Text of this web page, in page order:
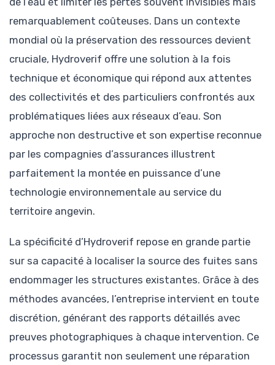
remarquablement coûteuses. Dans un contexte
mondial où la préservation des ressources devient
cruciale, Hydroverif offre une solution à la fois
technique et économique qui répond aux attentes
des collectivités et des particuliers confrontés aux
problématiques liées aux réseaux d’eau. Son
approche non destructive et son expertise reconnue
par les compagnies d’assurances illustrent
parfaitement la montée en puissance d’une
technologie environnementale au service du
territoire angevin.
La spécificité d’Hydroverif repose en grande partie
sur sa capacité à localiser la source des fuites sans
endommager les structures existantes. Grâce à des
méthodes avancées, l’entreprise intervient en toute
discrétion, générant des rapports détaillés avec
preuves photographiques à chaque intervention. Ce
processus garantit non seulement une réparation